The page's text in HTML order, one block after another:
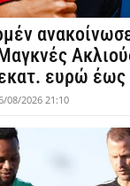
ευρώ έως
08/2026 21:10